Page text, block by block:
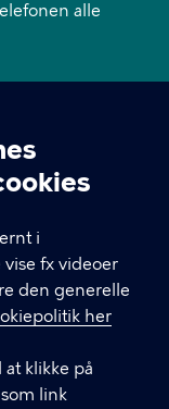
i
fx videoer
den generelle
her
klikke på
link
alle
S